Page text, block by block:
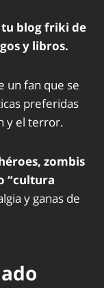
tu blog friki de
y libros.
un fan que se
preferidas
y el terror.
zombis
“cultura
y ganas de